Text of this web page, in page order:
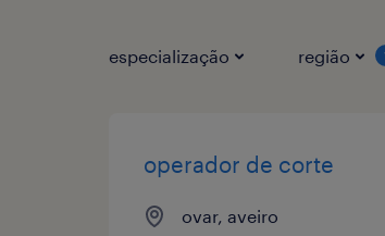
especialização região
operador de corte
ovar, aveiro